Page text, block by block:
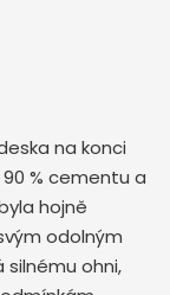
na konci
% cementu a
hojně
odolným
ohni,